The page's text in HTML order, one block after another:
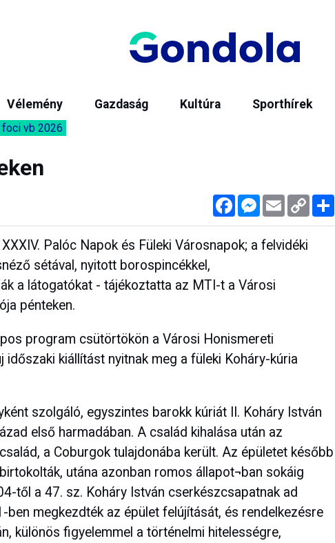
Vélemény Gazdaság Kultúra Sporthírek
foci vb 2026
FacebookMessenger
Email Copy
Link
Palóc Napok és Füleki Városnapok; a felvidéki
sétával, nyitott borospincékkel,
a látogatókat - tájékoztatta az MTI-t a Városi
pénteken.
program csütörtökön a Városi Honismereti
időszaki kiállítást nyitnak meg a füleki Koháry-kúria
szolgáló, egyszintes barokk kúriát II. Koháry István
első harmadában. A család kihalása után az
a Coburgok tulajdonába került. Az épületet később
utána azonban romos állapot¬ban sokáig
től a 47. sz. Koháry István cserkészcsapatnak ad
ben megkezdték az épület felújítását, és rendelkezésre
különös figyelemmel a történelmi hitelességre,